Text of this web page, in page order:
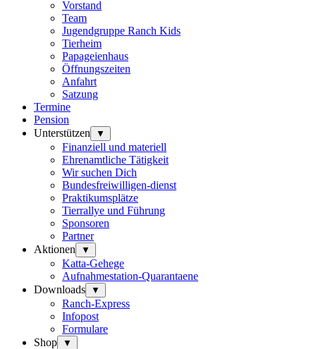
Vorstand
Team
Jugendgruppe Ranch Kids
Tierheim
Papageienhaus
Öffnungszeiten
Anfahrt
Satzung
Termine
Pension
Unterstützen
▼
Finanziell und materiell
Ehrenamtliche Tätigkeit
Wir suchen Dich
Bundesfreiwilligen-dienst
Praktikumsplätze
Tierrallye und Führung
Sponsoren
Partner
Aktionen
▼
Katta-Gehege
Aufnahmestation-Quarantaene
Downloads
▼
Ranch-Express
Infopost
Formulare
Shop
▼